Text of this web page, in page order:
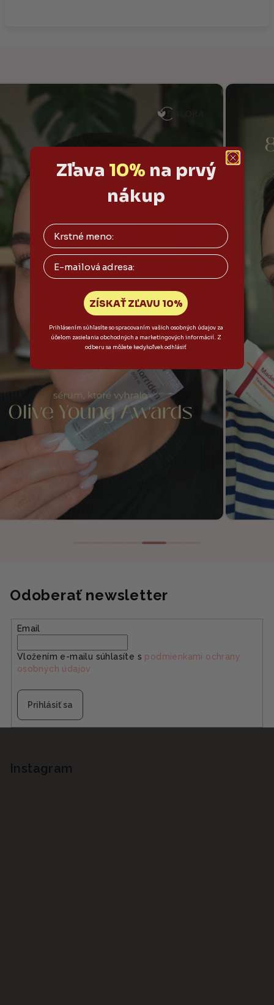
Odoberať newsletter
Email
Vložením e-mailu súhlasíte s podmienkami ochrany
osobných údajov
Prihlásiť sa
Instagram
Zľava 10% na prvý
nákup
Email
ZÍSKAŤ ZĽAVU 10%
Prihlásením súhlasíte so spracovaním vašich osobných údajov za
účelom zasielania obchodných a marketingových informácií. Z
odberu sa môžete kedykoľvek odhlásiť